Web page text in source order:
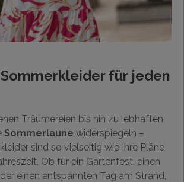
für jeden
Träumereien bis hin zu lebhaften
Sommerlaune widerspiegeln –
sind so vielseitig wie Ihre Pläne
Ob für ein Gartenfest, einen
einen entspannten Tag am Strand,